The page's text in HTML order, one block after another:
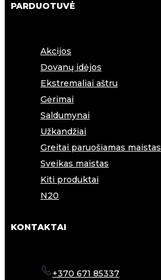
PARDUOTUVĖ
Akcijos
Dovanų idėjos
Ekstremaliai aštru
Gėrimai
Saldumynai
Užkandžiai
Greitai paruošiamas maistas
Sveikas maistas
Kiti produktai
N20
KONTAKTAI
+370 671 85337